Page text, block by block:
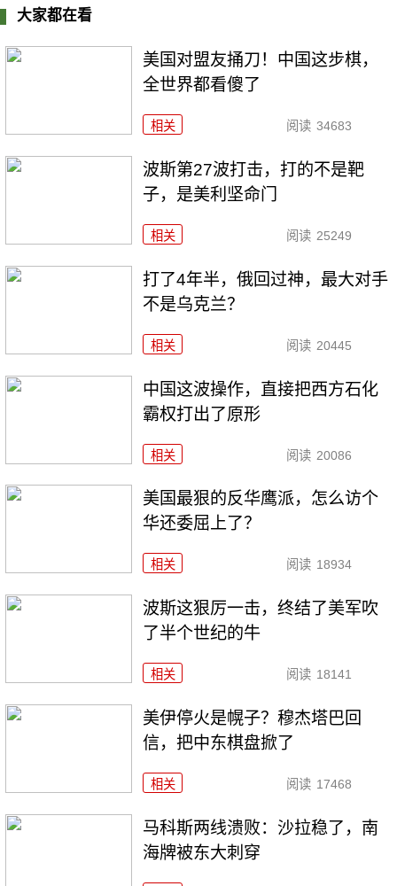
大家都在看
美国对盟友捅刀！中国这步棋，
全世界都看傻了
相关 阅读 34683
波斯第27波打击，打的不是靶
子，是美利坚命门
相关 阅读 25249
打了4年半，俄回过神，最大对手
不是乌克兰？
相关 阅读 20445
中国这波操作，直接把西方石化
霸权打出了原形
相关 阅读 20086
美国最狠的反华鹰派，怎么访个
华还委屈上了？
相关 阅读 18934
波斯这狠厉一击，终结了美军吹
了半个世纪的牛
相关 阅读 18141
美伊停火是幌子？穆杰塔巴回
信，把中东棋盘掀了
相关 阅读 17468
马科斯两线溃败：沙拉稳了，南
海牌被东大刺穿